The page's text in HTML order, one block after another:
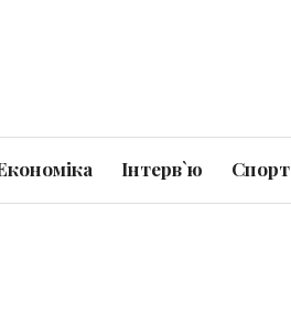
Інтерв`ю Спорт